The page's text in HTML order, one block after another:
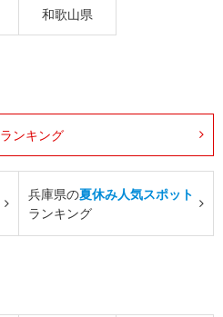
和歌山県
ランキング
兵庫県の夏休み人気スポット
ランキング